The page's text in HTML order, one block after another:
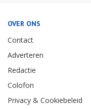
OVER ONS
Contact
Adverteren
Redactie
Colofon
Privacy & Cookiebeleid